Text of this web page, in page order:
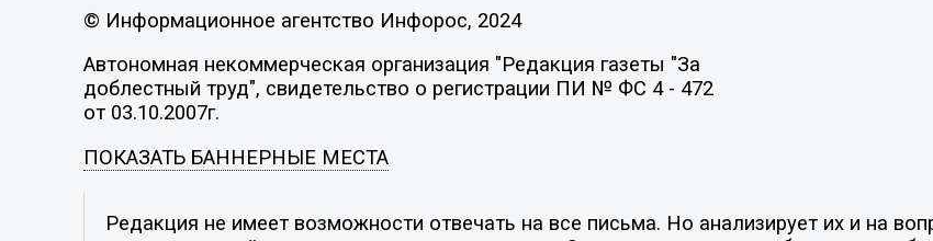
© Информационное агентство Инфорос, 2024
Автономная некоммерческая организация "Редакция газеты "За
доблестный труд", свидетельство о регистрации ПИ № ФС 4 - 472
от 03.10.2007г.
ПОКАЗАТЬ БАННЕРНЫЕ МЕСТА
Редакция не имеет возможности отвечать на все письма. Но анализирует их и на